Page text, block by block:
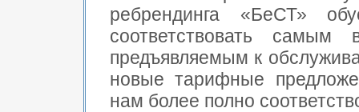
ребрендинга «БеСТ»
соответствовать самым
предъявляемым к
новые тарифные
нам более полно